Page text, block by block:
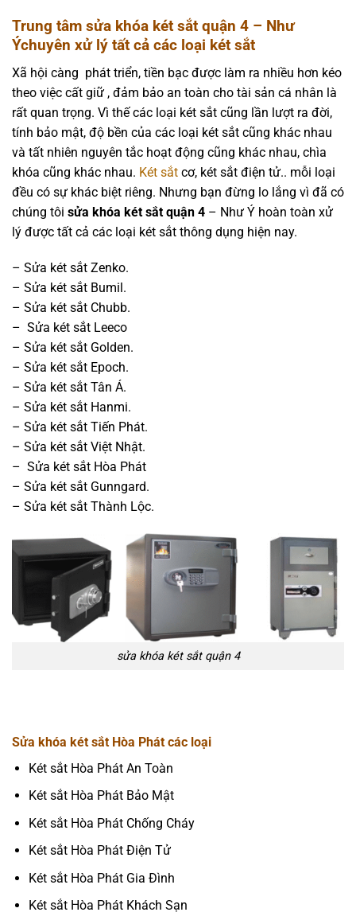
Trung tâm sửa khóa két sắt quận 4 – Như
Ýchuyên xử lý tất cả các loại két sắt
Xã hội càng phát triển, tiền bạc được làm ra nhiều hơn kéo
theo việc cất giữ , đảm bảo an toàn cho tài sản cá nhân là
rất quan trọng. Vì thế các loại két sắt cũng lần lượt ra đời,
tính bảo mật, độ bền của các loại két sắt cũng khác nhau
và tất nhiên nguyên tắc hoạt động cũng khác nhau, chìa
khóa cũng khác nhau. Két sắt cơ, két sắt điện tử.. mỗi loại
đều có sự khác biệt riêng. Nhưng bạn đừng lo lắng vì đã có
chúng tôi sửa khóa két sắt quận 4 – Như Ý hoàn toàn xử
lý được tất cả các loại két sắt thông dụng hiện nay.
– Sửa két sắt Zenko.
– Sửa két sắt Bumil.
– Sửa két sắt Chubb.
– Sửa két sắt Leeco
– Sửa két sắt Golden.
– Sửa két sắt Epoch.
– Sửa két sắt Tân Á.
– Sửa két sắt Hanmi.
– Sửa két sắt Tiến Phát.
– Sửa két sắt Việt Nhật.
– Sửa két sắt Hòa Phát
– Sửa két sắt Gunngard.
– Sửa két sắt Thành Lộc.
sửa khóa két sắt quận 4
Sửa khóa két sắt Hòa Phát các loại
Két sắt Hòa Phát An Toàn
Két sắt Hòa Phát Bảo Mật
Két sắt Hòa Phát Chống Cháy
Két sắt Hòa Phát Điện Tử
Két sắt Hòa Phát Gia Đình
Két sắt Hòa Phát Khách Sạn